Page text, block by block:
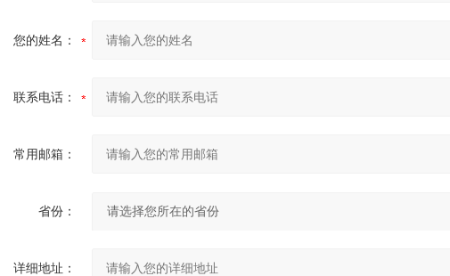
您的姓名：
联系电话：
常用邮箱：
省份：
详细地址：